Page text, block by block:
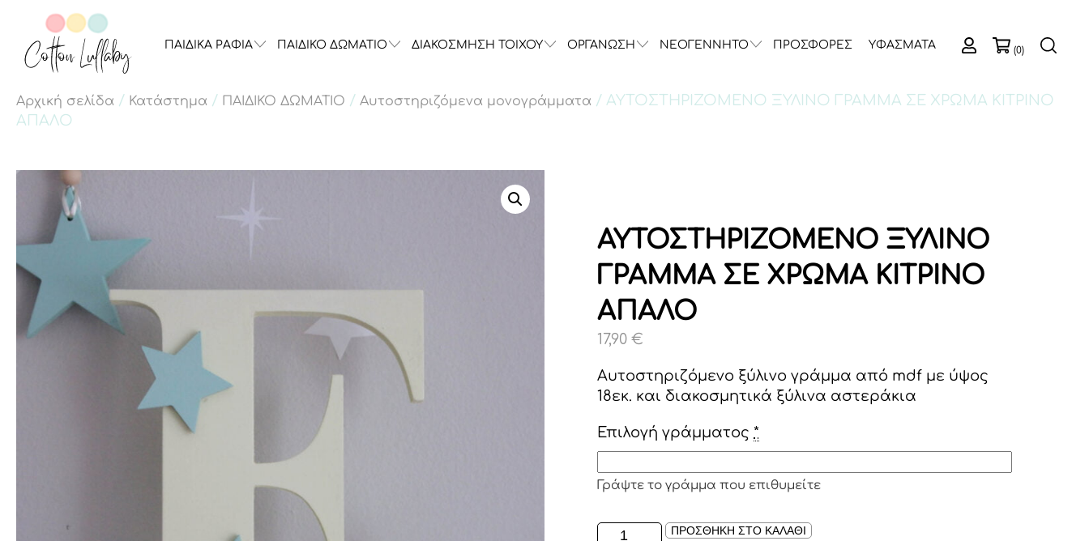
ΠΑΙΔΙΚΑ ΡΑΦΙΑ ΠΑΙΔΙΚΟ ΔΩΜΑΤΙΟ ΔΙΑΚΟΣΜΗΣΗ ΤΟΙΧΟΥ ΟΡΓΑΝΩΣΗ ΝΕΟΓΕΝΝΗΤΟ ΠΡΟΣΦΟΡΕΣ ΥΦΑΣΜΑΤΑ (0)
Αρχική σελίδα / Κατάστημα / ΠΑΙΔΙΚΟ ΔΩΜΑΤΙΟ / Αυτοστηριζόμενα μονογράμματα / ΑΥΤΟΣΤΗΡΙΖΟΜΕΝΟ ΞΥΛΙΝΟ ΓΡΑΜΜΑ ΣΕ ΧΡΩΜΑ ΚΙΤΡΙΝΟ
ΑΠΑΛΟ
ΑΥΤΟΣΤΗΡΙΖΟΜΕΝΟ ΞΥΛΙΝΟ
ΓΡΑΜΜΑ ΣΕ ΧΡΩΜΑ ΚΙΤΡΙΝΟ
ΑΠΑΛΟ
17,90€
Αυτοστηριζόμενο ξύλινο γράμμα από mdf με ύψος
18εκ. και διακοσμητικά ξύλινα αστεράκια
Επιλογή γράμματος *
Γράψτε το γράμμα που επιθυμείτε
ΑΥΤΟΣΤΗΡΙΖΟΜΕΝΟ
ΠΡΟΣΘΗΚΗ ΣΤΟ ΚΑΛΑΘΙ